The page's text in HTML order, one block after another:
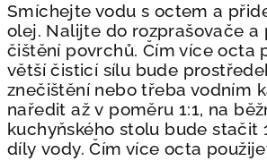
Smíchejte vodu s octem a
olej. Nalijte do rozprašovače a
čištění povrchů. Čím více octa
větší čisticí sílu bude
znečištění nebo třeba vodním
naředit ažv poměru 1:1, na
kuchyňského stolu bude stačit
díly vody. Čím více octa